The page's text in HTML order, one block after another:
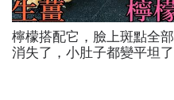
檸檬搭配它，臉上斑點全部
消失了，小肚子都變平坦了